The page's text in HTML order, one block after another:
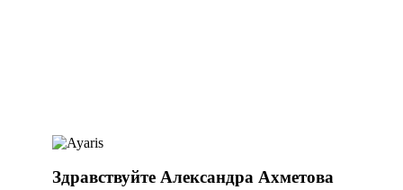
Здравствуйте Александра Ахметова